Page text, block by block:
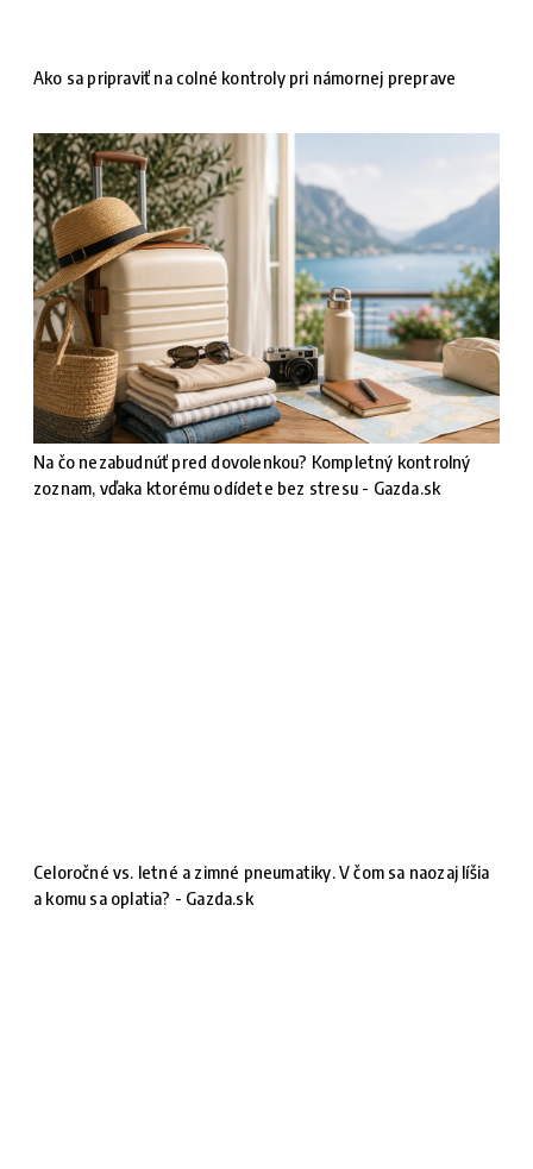
Ako sa pripraviť na colné kontroly pri námornej preprave
Na čo nezabudnúť pred dovolenkou? Kompletný kontrolný
zoznam, vďaka ktorému odídete bez stresu - Gazda.sk
Celoročné vs. letné a zimné pneumatiky. V čom sa naozaj líšia
a komu sa oplatia? - Gazda.sk